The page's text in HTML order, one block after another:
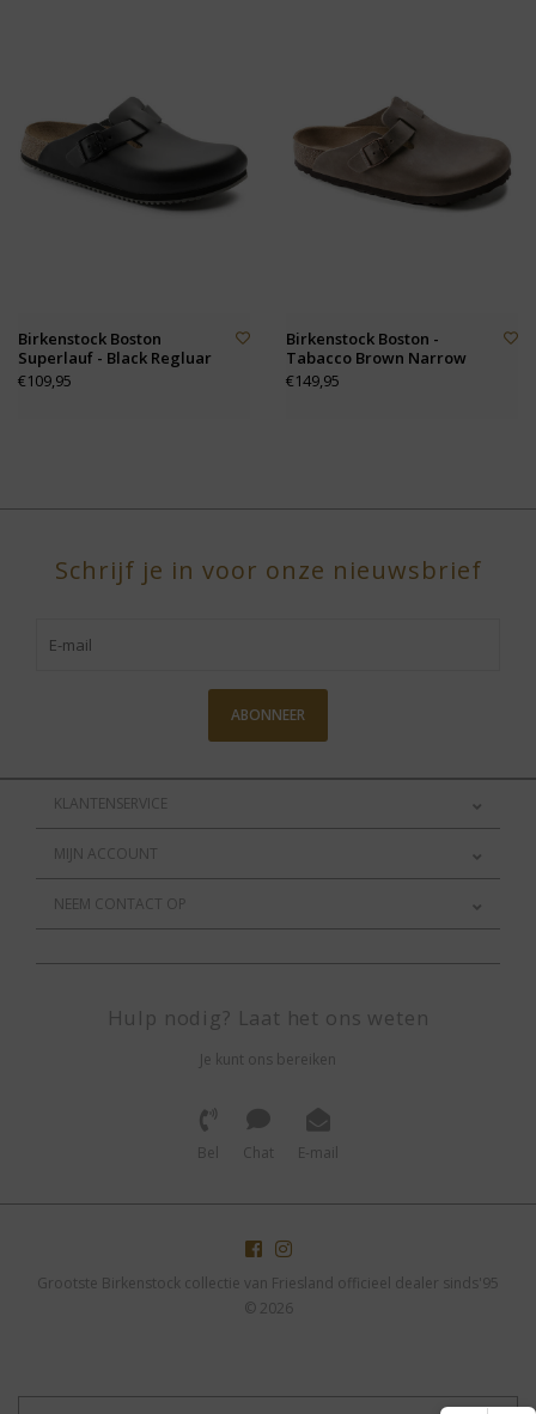
Birkenstock Boston
Superlauf - Black Regluar
€109,95
Birkenstock Boston -
Tabacco Brown Narrow
€149,95
Schrijf je in voor onze nieuwsbrief
ABONNEER
KLANTENSERVICE
MIJN ACCOUNT
NEEM CONTACT OP
Hulp nodig? Laat het ons weten
Je kunt ons bereiken
Bel Chat E-mail
Grootste Birkenstock collectie van Friesland officieel dealer sinds'95
© 2026